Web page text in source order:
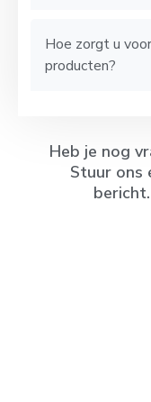
Hoe zorgt u
producten?
Heb je nog
Stuur ons
bericht.